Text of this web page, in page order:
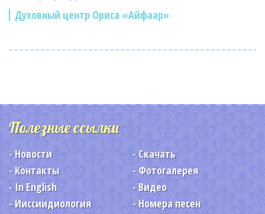
Духовный центр Ориса «Айфаар»
Полезные ссылки
Новости
Скачать
Контакты
Фотогалерея
In English
Видео
Ииссиидиология
Номера песен